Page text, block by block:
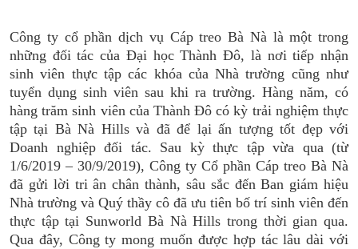
Công ty cổ phần dịch vụ Cáp treo Bà Nà là một trong
những đối tác của Đại học Thành Đô, là nơi tiếp nhận
sinh viên thực tập các khóa của Nhà trường cũng như
tuyển dụng sinh viên sau khi ra trường. Hàng năm, có
hàng trăm sinh viên của Thành Đô có kỳ trải nghiệm thực
tập tại Bà Nà Hills và đã để lại ấn tượng tốt đẹp với
Doanh nghiệp đối tác. Sau kỳ thực tập vừa qua (từ
1/6/2019 – 30/9/2019), Công ty Cổ phần Cáp treo Bà Nà
đã gửi lời tri ân chân thành, sâu sắc đến Ban giám hiệu
Nhà trường và Quý thầy cô đã ưu tiên bố trí sinh viên đến
thực tập tại Sunworld Bà Nà Hills trong thời gian qua.
Qua đây, Công ty mong muốn được hợp tác lâu dài với